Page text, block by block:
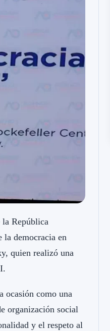
República
la democracia en
quien realizó una
ocasión como una
organización social
y el respeto al